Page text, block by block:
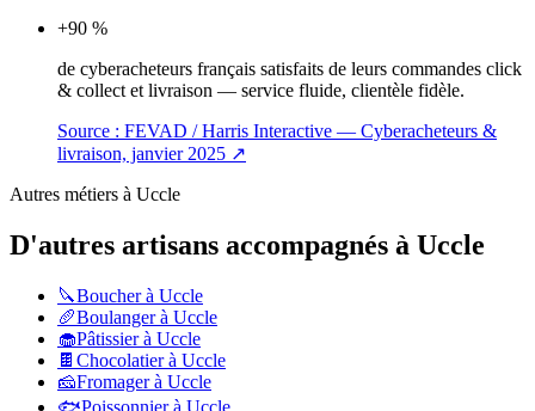
+90 %
de cyberacheteurs français satisfaits de leurs commandes click
& collect et livraison — service fluide, clientèle fidèle.
Source : FEVAD / Harris Interactive — Cyberacheteurs &
livraison, janvier 2025 ↗
Autres métiers à Uccle
D'autres artisans accompagnés à Uccle
🔪Boucherà Uccle
🥖Boulangerà Uccle
🧁Pâtissierà Uccle
🍫 Chocolatierà Uccle
🧀Fromagerà Uccle